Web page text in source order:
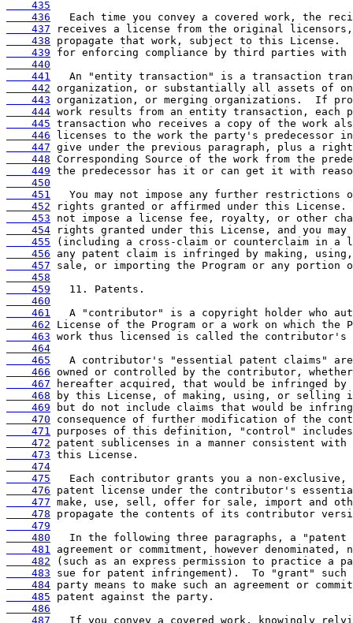
    435
    436
    437
    438
    439
    440
    441
    442
    443
    444
    445
    446
    447
    448
    449
    450
    451
    452
    453
    454
    455
    456
    457
    458
    459
    460
    461
    462
    463
    464
    465
    466
    467
    468
    469
    470
    471
    472
    473
    474
    475
    476
    477
    478
    479
    480
    481
    482
    483
    484
    485
    486
    487